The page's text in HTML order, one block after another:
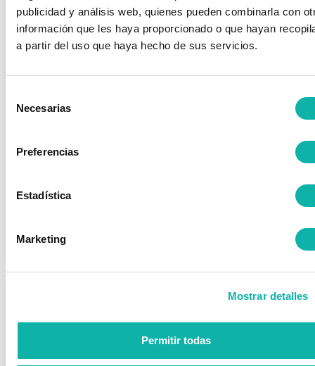
publicidad y análisis web, quienes pueden combinarla con
información que les haya proporcionado o que hayan
a partir del uso que haya hecho de sus servicios.
Necesarias
Preferencias
Estadística
Marketing
Mostrar detalles
Permitir todas
HIDRÓGENO
Jornada sobre Seguridad en Hidrógeno 21 de mayo en Sevilla
Turismo, el Clúster Andaluz del Hidrógeno y BEQUINOR,